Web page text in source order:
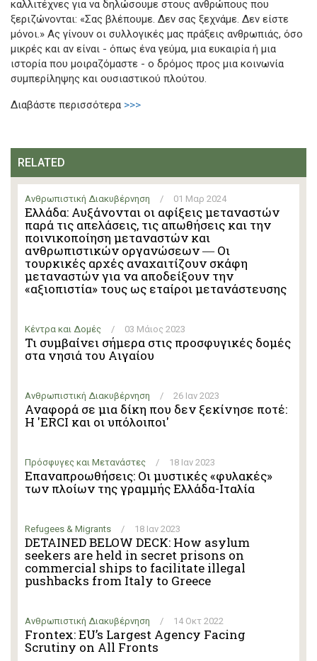
καλλιτέχνες για να δηλώσουμε στους ανθρώπους που
ξεριζώνονται: «Σας βλέπουμε. Δεν σας ξεχνάμε. Δεν είστε
μόνοι.» Ας γίνουν οι συλλογικές μας πράξεις ανθρωπιάς, όσο
μικρές και αν είναι - όπως ένα γεύμα, μια ευκαιρία ή μια
ιστορία που μοιραζόμαστε - ο δρόμος προς μια κοινωνία
συμπερίληψης και ουσιαστικού πλούτου.
Διαβάστε περισσότερα >>>
RELATED
Ανθρωπιστική Διακυβέρνηση / 01 Μαρ 2024
Ελλάδα: Αυξάνονται οι αφίξεις μεταναστών
παρά τις απελάσεις, τις απωθήσεις και την
ποινικοποίηση μεταναστών και
ανθρωπιστικών οργανώσεων ― Οι
τουρκικές αρχές αναχαιτίζουν σκάφη
μεταναστών για να αποδείξουν την
«αξιοπιστία» τους ως εταίροι μετανάστευσης
Κέντρα και Δομές / 03 Μάιος 2023
Τι συμβαίνει σήμερα στις προσφυγικές δομές
στα νησιά του Αιγαίου
Ανθρωπιστική Διακυβέρνηση / 26 Ιαν 2023
Αναφορά σε μια δίκη που δεν ξεκίνησε ποτέ:
Η 'ERCI και οι υπόλοιποι'
Πρόσφυγες και Μετανάστες / 18 Ιαν 2023
Επαναπροωθήσεις: Οι μυστικές «φυλακές»
των πλοίων της γραμμής Ελλάδα-Ιταλία
Refugees & Migrants / 18 Ιαν 2023
DETAINED BELOW DECK: How asylum
seekers are held in secret prisons on
commercial ships to facilitate illegal
pushbacks from Italy to Greece
Ανθρωπιστική Διακυβέρνηση / 14 Οκτ 2022
Frontex: EU’s Largest Agency Facing
Scrutiny on All Fronts